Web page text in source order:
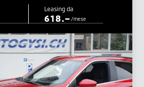
Leasing da
618.–/mese